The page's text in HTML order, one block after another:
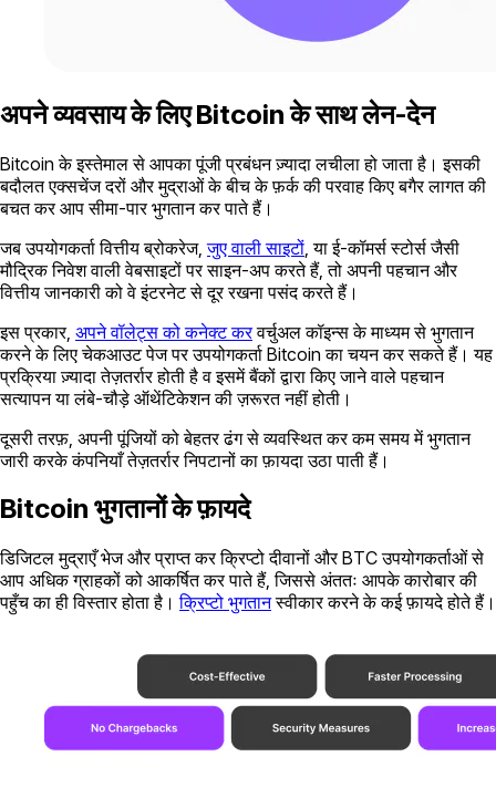
अपने व्यवसाय के लिए Bitcoin के साथ लेन-देन
Bitcoin के इस्तेमाल से आपका पूंजी प्रबंधन ज़्यादा लचीला हो जाता है। इसकी
बदौलत एक्सचेंज दरों और मुद्राओं के बीच के फ़र्क की परवाह किए बगैर लागत की
बचत कर आप सीमा-पार भुगतान कर पाते हैं।
जब उपयोगकर्ता वित्तीय ब्रोकरेज,जुए वाली साइटों , या ई-कॉमर्स स्टोर्स जैसी
मौद्रिक निवेश वाली वेबसाइटों पर साइन-अप करते हैं, तो अपनी पहचान और
वित्तीय जानकारी को वे इंटरनेट से दूर रखना पसंद करते हैं।
इस प्रकार, अपने वॉलेट्स को कनेक्ट करवर्चुअल कॉइन्स के माध्यम से भुगतान
करने के लिए चेकआउट पेज पर उपयोगकर्ता Bitcoin का चयन कर सकते हैं। यह
प्रक्रिया ज़्यादा तेज़तर्रार होती है व इसमें बैंकों द्वारा किए जाने वाले पहचान
सत्यापन या लंबे-चौड़े ऑथेंटिकेशन की ज़रूरत नहीं होती।
दूसरी तरफ़, अपनी पूंजियों को बेहतर ढंग से व्यवस्थित कर कम समय में भुगतान
जारी करके कंपनियाँ तेज़तर्रार निपटानों का फ़ायदा उठा पाती हैं।
Bitcoin भुगतानों के फ़ायदे
डिजिटल मुद्राएँ भेज और प्राप्त कर क्रिप्टो दीवानों और BTC उपयोगकर्ताओं से
आप अधिक ग्राहकों को आकर्षित कर पाते हैं, जिससे अंततः आपके कारोबार की
पहुँच का ही विस्तार होता है।क्रिप्टो भुगतानस्वीकार करने के कई फ़ायदे होते हैं।